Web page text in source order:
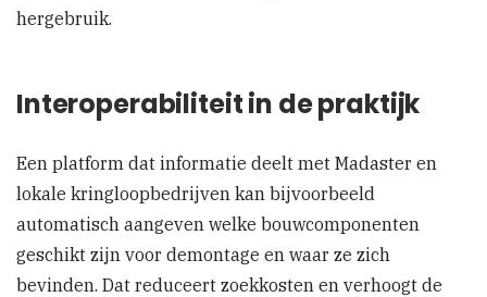
hergebruik.
Interoperabiliteit in de praktijk
Een platform dat informatie deelt met Madaster en
lokale kringloopbedrijven kan bijvoorbeeld
automatisch aangeven welke bouwcomponenten
geschikt zijn voor demontage en waar ze zich
bevinden. Dat reduceert zoekkosten en verhoogt de